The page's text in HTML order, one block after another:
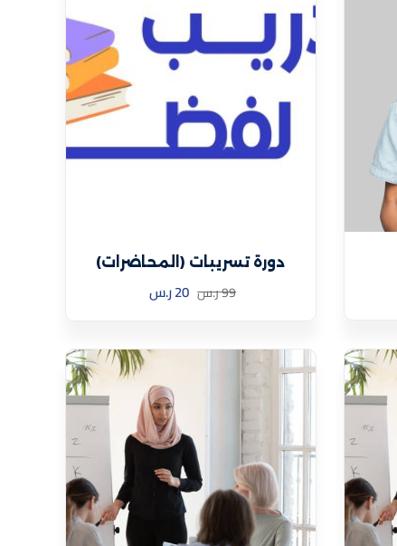
دورة تسريبات (المحاضرات)
99ر.س 20ر.س